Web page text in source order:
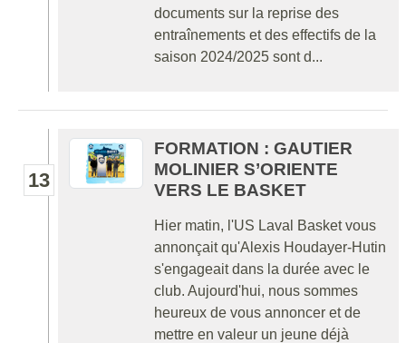
documents sur la reprise des
entraînements et des effectifs de la
saison 2024/2025 sont d...
13
FORMATION : GAUTIER
MOLINIER S’ORIENTE
VERS LE BASKET
Hier matin, l'US Laval Basket vous
annonçait qu'Alexis Houdayer-Hutin
s'engageait dans la durée avec le
club. Aujourd'hui, nous sommes
heureux de vous annoncer et de
mettre en valeur un jeune déjà